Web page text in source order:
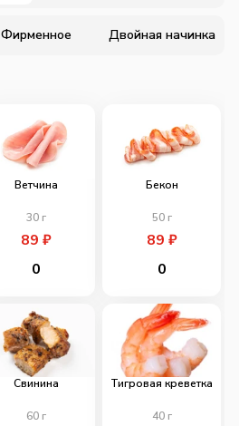
Фирменное Двойная начинка
Ветчина
30г
89 ₽
0
Бекон
50г
89 ₽
0
Свинина
60г
Тигровая креветка
40г